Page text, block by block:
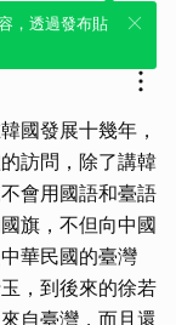
，透過發布貼
國發展十幾年，
訪問，除了講韓
會用國語和臺語
旗，不但向中國
華民國的臺灣
，到後來的徐若
自臺灣，而且還